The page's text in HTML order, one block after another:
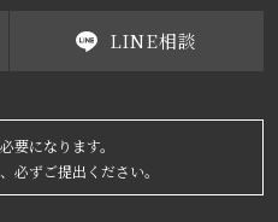
LINE相談
要になります。
必ずご提出ください。